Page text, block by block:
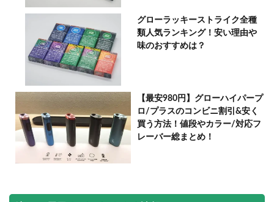
グローラッキーストライク全種
類人気ランキング！安い理由や
味のおすすめは？
【最安980円】グローハイパープ
ロ/プラスのコンビニ割引&安く
買う方法！値段やカラー/対応フ
レーバー総まとめ！